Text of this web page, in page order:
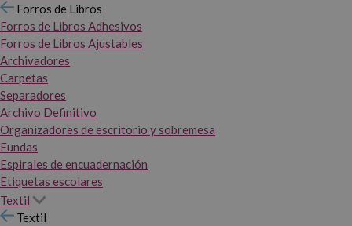
Forros de Libros
Forros de Libros Adhesivos
Forros de Libros Ajustables
Archivadores
Carpetas
Separadores
Archivo Definitivo
Organizadores de escritorio y sobremesa
Fundas
Espirales de encuadernación
Etiquetas escolares
Textil
Textil